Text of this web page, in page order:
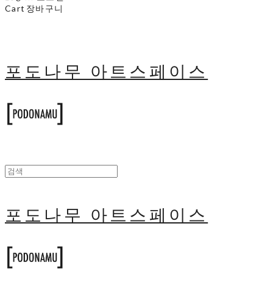
Cart 장바구니
포도나무 아트스페이스
포도나무 아트스페이스